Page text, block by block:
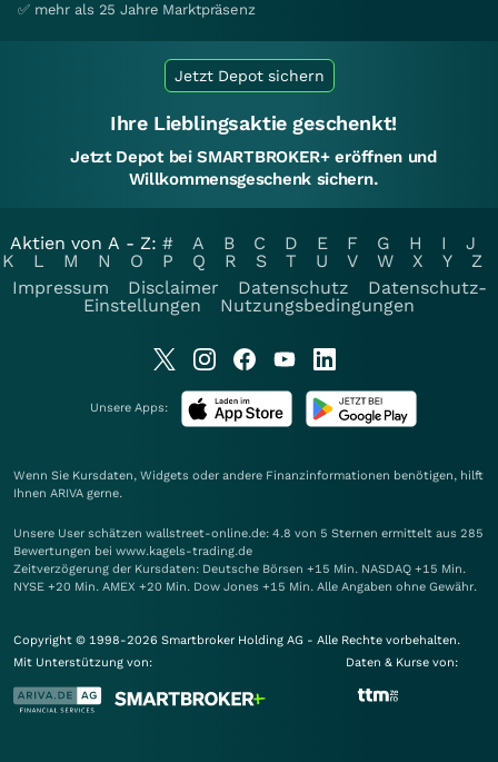
✅ mehr als 25 Jahre Marktpräsenz
Jetzt Depot sichern
Ihre Lieblingsaktie geschenkt!
Jetzt Depot bei SMARTBROKER+ eröffnen und
Willkommensgeschenk sichern.
Aktien von A - Z: # A B C D E F G H I
J
K
L M N O P Q R S T U V W X Y
Z
Impressum
Disclaimer Datenschutz
Datenschutz-
Einstellungen
Nutzungsbedingungen
Unsere Apps:
Wenn Sie Kursdaten, Widgets oder andere Finanzinformationen benötigen, hilft
Ihnen ARIVA gerne.
Unsere User schätzen wallstreet-online.de: 4.8 von 5 Sternen ermittelt aus 285
Bewertungen bei www.kagels-trading.de
Zeitverzögerung der Kursdaten: Deutsche Börsen +15 Min. NASDAQ +15 Min.
NYSE +20 Min. AMEX +20 Min. Dow Jones +15 Min. Alle Angaben ohne Gewähr.
Copyright © 1998-2026 Smartbroker Holding AG - Alle Rechte vorbehalten.
Mit Unterstützung von:
Daten & Kurse von: